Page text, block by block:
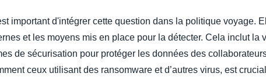
important d'intégrer cette question dans la politique voyage.
et les moyens mis en place pour la détecter. Cela inclut la
de sécurisation pour protéger les données des
ceux utilisant des ransomware et d’autres virus, est